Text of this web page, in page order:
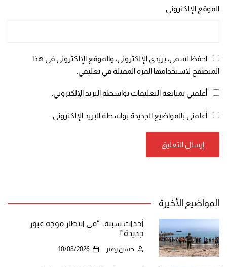
الموقع الإلكتروني
احفظ اسمي، بريدي الإلكتروني، والموقع الإلكتروني في هذا
المتصفح لاستخدامها المرة المقبلة في تعليقي.
أعلمني بمتابعة التعليقات بواسطة البريد الإلكتروني.
أعلمني بالمواضيع الجديدة بواسطة البريد الإلكتروني.
المواضيع الأخيرة
أحداث سبتة.. “في انتظار موجة عبور
جديدة”!
حسن زهير 10/08/2026